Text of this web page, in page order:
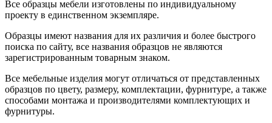
Все образцы мебели изготовлены по индивидуальному
проекту в единственном экземпляре.
Образцы имеют названия для их различия и более быстрого
поиска по сайту, все названия образцов не являются
зарегистрированным товарным знаком.
Все мебельные изделия могут отличаться от представленных
образцов по цвету, размеру, комплектации, фурнитуре, а также
способами монтажа и производителями комплектующих и
фурнитуры.